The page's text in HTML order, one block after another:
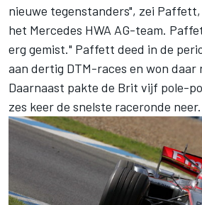
nieuwe tegenstanders", zei
het Mercedes HWA AG-team.
erg gemist." Paffett deed in de
aan dertig DTM-races en won daar
Daarnaast pakte de Brit vijf pole-
zes keer de snelste raceronde neer.